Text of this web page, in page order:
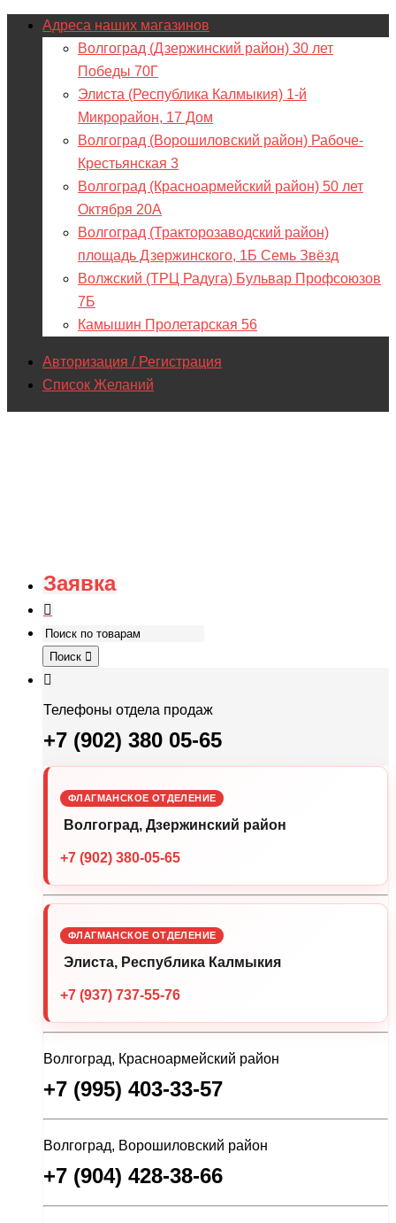
Адреса наших магазинов
Волгоград (Дзержинский район) 30 лет
Победы 70Г
Элиста (Республика Калмыкия) 1-й
Микрорайон, 17 Дом
Волгоград (Ворошиловский район) Рабоче-
Крестьянская 3
Волгоград (Красноармейский район) 50 лет
Октября 20А
Волгоград (Тракторозаводский район)
площадь Дзержинского, 1Б Семь Звёзд
Волжский (ТРЦ Радуга) Бульвар Профсоюзов
7Б
Камышин Пролетарская 56
Авторизация / Регистрация
Список Желаний
Заявка
Поиск
Телефоны отдела продаж
+7 (902) 380 05-65
ФЛАГМАНСКОЕ ОТДЕЛЕНИЕ
Волгоград, Дзержинский район
+7 (902) 380-05-65
ФЛАГМАНСКОЕ ОТДЕЛЕНИЕ
Элиста, Республика Калмыкия
+7 (937) 737-55-76
Волгоград, Красноармейский район
+7 (995) 403-33-57
Волгоград, Ворошиловский район
+7 (904) 428-38-66